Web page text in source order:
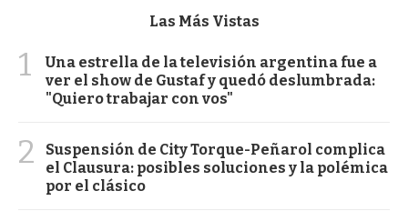
Las Más Vistas
1
Una estrella de la televisión argentina fue a
ver el show de Gustaf y quedó deslumbrada:
"Quiero trabajar con vos"
2
Suspensión de City Torque-Peñarol complica
el Clausura: posibles soluciones y la polémica
por el clásico